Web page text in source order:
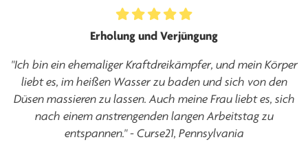
Erholung und Verjüngung
"Ich bin ein ehemaliger Kraftdreikämpfer, und mein Körper
liebt es, im heißen Wasser zu baden und sich von den
Düsen massieren zu lassen. Auch meine Frau liebt es, sich
nach einem anstrengenden langen Arbeitstag zu
entspannen." - Curse21, Pennsylvania